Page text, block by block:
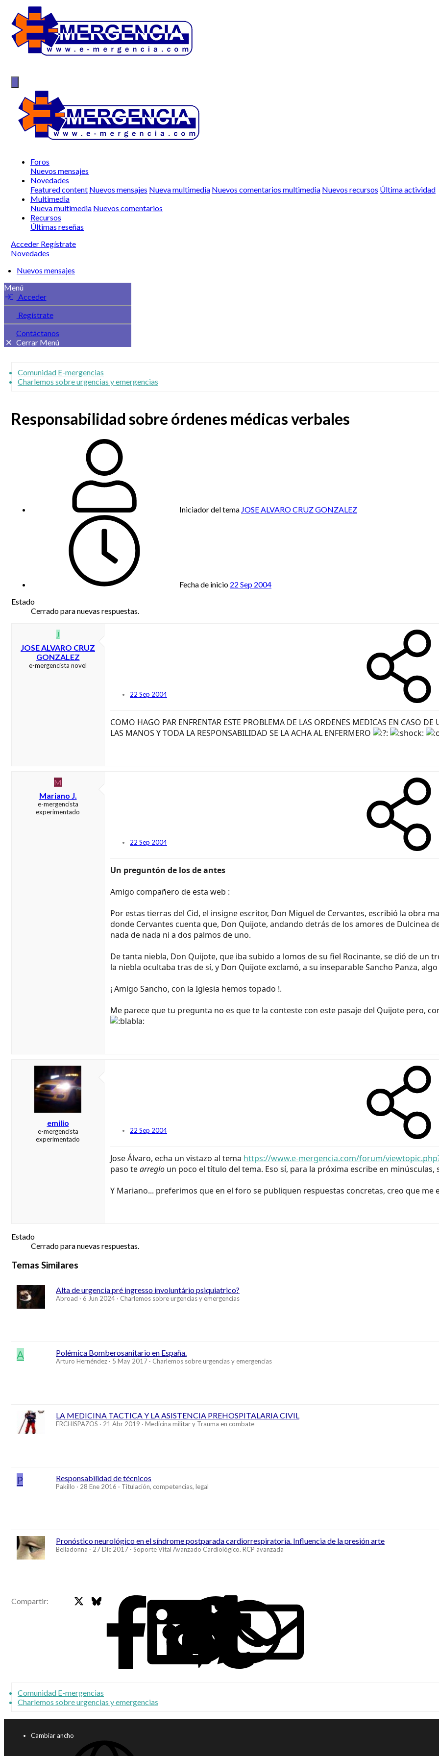
Foros
Nuevos mensajes
Novedades
Featured content Nuevos mensajes Nueva multimedia Nuevos comentarios multimedia Nuevos recursos Última actividad
Multimedia
Nueva multimedia Nuevos comentarios
Recursos
Últimas reseñas
Acceder Regístrate
Novedades
Nuevos mensajes
Menú
Acceder
Regístrate
Contáctanos
Cerrar Menú
Comunidad E-mergencias
Charlemos sobre urgencias y emergencias
Responsabilidad sobre órdenes médicas verbales
Iniciador del tema JOSE ALVARO CRUZ GONZALEZ
Fecha de inicio 22 Sep 2004
Estado
Cerrado para nuevas respuestas.
J
JOSE ALVARO CRUZ
GONZALEZ
e-mergencista novel
22 Sep 2004
COMO HAGO PAR ENFRENTAR ESTE PROBLEMA DE LAS ORDENES MEDICAS EN CASO
LAS MANOS Y TODA LA RESPONSABILIDAD SE LA ACHA AL ENFERMERO
M
Mariano J.
e-mergencista
experimentado
22 Sep 2004
Un preguntón de los de antes
Amigo compañero de esta web :
Por estas tierras del Cid, el insigne escritor, Don Miguel de Cervantes, escribió la obra
donde Cervantes cuenta que, Don Quijote, andando detrás de los amores de Dulcinea
nada de nada ni a dos palmos de uno.
De tanta niebla, Don Quijote, que iba subido a lomos de su fiel Rocinante, se dió de un
la niebla ocultaba tras de sí, y Don Quijote exclamó, a su inseparable Sancho Panza,
¡ Amigo Sancho, con la Iglesia hemos topado !.
Me parece que tu pregunta no es que te la conteste con este pasaje del Quijote pero,
emilio
e-mergencista
experimentado
22 Sep 2004
Jose Álvaro, echa un vistazo al tema https://www.e-mergencia.com/forum/
paso tearreglo un poco el título del tema. Eso sí, para la próxima escribe en minúsculas,
Y Mariano... preferimos que en el foro se publiquen respuestas concretas, creo que me
Estado
Cerrado para nuevas respuestas.
Temas Similares
Alta de urgencia pré ingresso involuntário psiquiatrico?
Abroad 6 Jun 2024 Charlemos sobre urgencias y emergencias
A Polémica Bomberosanitario en España.
Arturo Hernéndez 5 May 2017 Charlemos sobre urgencias y emergencias
LA MEDICINA TACTICA Y LA ASISTENCIA PREHOSPITALARIA CIVIL
ERCHISPAZOS 21 Abr 2019 Medicina militar y Trauma en combate
P Responsabilidad de técnicos
Pakillo 28 Ene 2016 Titulación, competencias, legal
Pronóstico neurológico en el síndrome postparada cardiorrespiratoria. Influencia de la presión arte
Belladonna 27 Dic 2017 Soporte Vital Avanzado Cardiológico. RCP avanzada
Compartir: Facebook
Bluesky LinkedIn
Comunidad E-mergencias
Charlemos sobre urgencias y emergencias
Cambiar ancho